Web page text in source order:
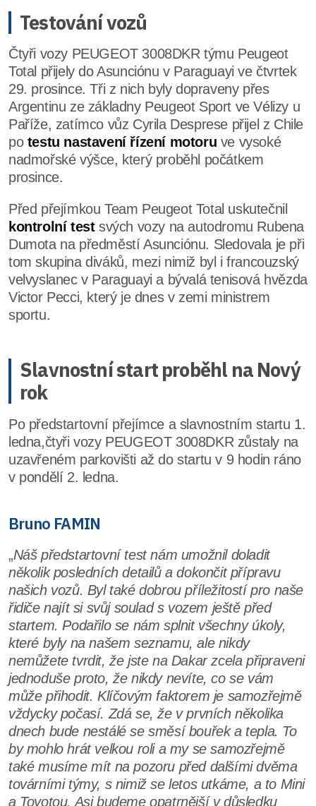
Testování vozů
Čtyři vozy PEUGEOT 3008DKR týmu Peugeot
Total přijely do Asunciónu v Paraguayi ve čtvrtek
29. prosince. Tři z nich byly dopraveny přes
Argentinu ze základny Peugeot Sport ve Vélizy u
Paříže, zatímco vůz Cyrila Desprese přijel z Chile
potestu nastavení řízení motoru ve vysoké
nadmořské výšce, který proběhl počátkem
prosince.
Před přejímkou Team Peugeot Total uskutečnil
kontrolní testsvých vozy na autodromu Rubena
Dumota na předměstí Asunciónu. Sledovala je při
tom skupina diváků, mezi nimiž byl i francouzský
velvyslanec v Paraguayi a bývalá tenisová hvězda
Victor Pecci, který je dnes v zemi ministrem
sportu.
Slavnostní start proběhl na Nový
rok
Po předstartovní přejímce a slavnostním startu 1.
ledna,čtyři vozy PEUGEOT 3008DKR zůstaly na
uzavřeném parkovišti až do startu v 9 hodin ráno
v pondělí 2. ledna.
Bruno FAMIN
„Náš předstartovní test nám umožnil doladit
několik posledních detailů a dokončit přípravu
našich vozů. Byl také dobrou příležitostí pro naše
řidiče najít si svůj soulad s vozem ještě před
startem. Podařilo se nám splnit všechny úkoly,
které byly na našem seznamu, ale nikdy
nemůžete tvrdit, že jste na Dakar zcela připraveni
jednoduše proto, že nikdy nevíte, co se vám
může přihodit. Klíčovým faktorem je samozřejmě
vždycky počasí. Zdá se, že v prvních několika
dnech bude nestálé se směsí bouřek a tepla. To
by mohlo hrát velkou roli a my se samozřejmě
také musíme mít na pozoru před dalšími dvěma
továrními týmy, s nimiž se letos utkáme, a to Mini
a Toyotou. Asi budeme opatrnější v důsledku